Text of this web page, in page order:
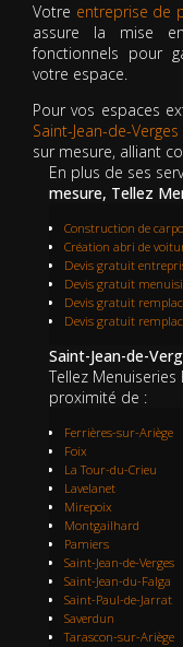
Votre entreprise de
assure la mise
fonctionnels pour
votre espace.
Pour vos espaces
Saint-Jean-de-Verges
sur mesure, alliant
En plus de ses
mesure, Tellez
Construction de
Création abri de
Devis gratuit
Devis gratuit
Devis gratuit
Devis gratuit
Saint-Jean-de-
Tellez
proximité de :
Ferrières-sur-Ariège
Foix
La Tour-du-Crieu
Lavelanet
Mirepoix
Montgailhard
Pamiers
Saint-Jean-de-Verges
Saint-Jean-du-Falga
Saint-Paul-de-Jarrat
Saverdun
Tarascon-sur-Ariège